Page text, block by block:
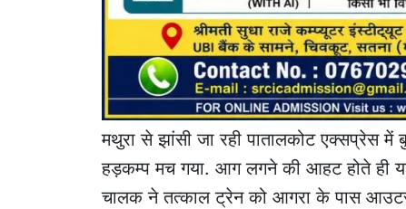
मथुरा से झांसी जा रही पातालकोट एक्सप्रेस
हड़कम्प मच गया. आग लगने की आहट होते ही
चालक ने तत्काल ट्रेन को आगरा के पास